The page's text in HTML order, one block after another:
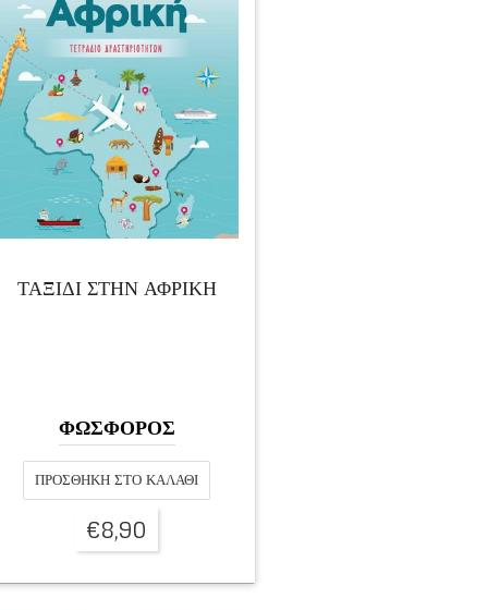
ΤΑΞΙΔΙ ΣΤΗΝ ΑΦΡΙΚΗ
ΦΩΣΦΟΡΟΣ
ΠΡΟΣΘΉΚΗ ΣΤΟ ΚΑΛΆΘΙ
€8,90